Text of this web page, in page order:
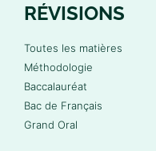
RÉVISIONS
Toutes les matières
Méthodologie
Baccalauréat
Bac de Français
Grand Oral